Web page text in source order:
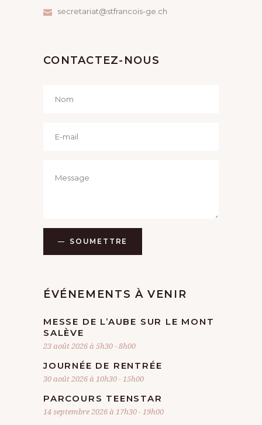
secretariat@stfrancois-ge.ch
CONTACTEZ-NOUS
SOUMETTRE
ÉVÉNEMENTS À VENIR
MESSE DE L’AUBE SUR LE MONT
SALÈVE
23 août 2026 à 5h30-8h00
JOURNÉE DE RENTRÉE
30 août 2026 à 10h30-15h00
PARCOURS TEENSTAR
14 septembre 2026 à 17h30-19h00